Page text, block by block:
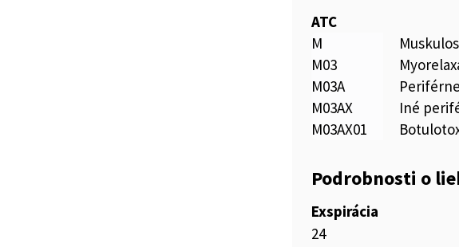
ATC
M
M03
M03A
M03AX
Iné
M03AX01
Podrobnosti o
Exspirácia
24